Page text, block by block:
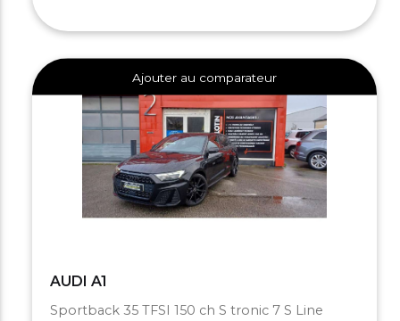
Ajouter au comparateur
AUDI A1
Sportback 35 TFSI 150 ch S tronic 7 S Line